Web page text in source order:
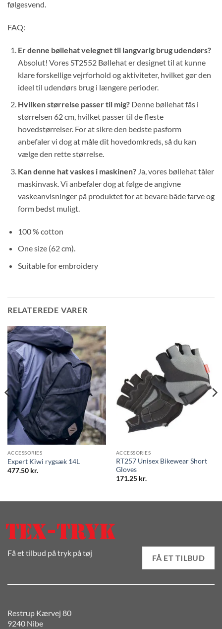
følgesvend.
FAQ:
Er denne bøllehat velegnet til langvarig brug udendørs?
Absolut! Vores ST2552 Bøllehat er designet til at kunne
klare forskellige vejrforhold og aktiviteter, hvilket gør den
ideel til udendørs brug i længere perioder.
Hvilken størrelse passer til mig?Denne bøllehat fås i
størrelsen 62 cm, hvilket passer til de fleste
hovedstørrelser. For at sikre den bedste pasform
anbefaler vi dog at måle dit hovedomkreds, så du kan
vælge den rette størrelse.
Kan denne hat vaskes i maskinen?Ja, vores bøllehat tåler
maskinvask. Vi anbefaler dog at følge de angivne
vaskeanvisninger på produktet for at bevare både farve og
form bedst muligt.
100 % cotton
One size (62 cm).
Suitable for embroidery
RELATEREDE VARER
ACCESSORIES
Expert Kiwi rygsæk 14L
477.50 kr.
ACCESSORIES
RT257 Unisex Bikewear Short
Gloves
171.25 kr.
Få et tilbud på tryk på tøj
FÅ ET TILBUD
Restrup Kærvej 80
9240 Nibe